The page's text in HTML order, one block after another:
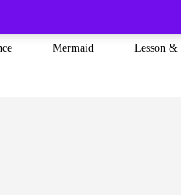
Mermaid Lesson &